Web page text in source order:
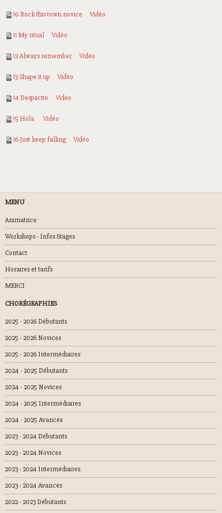
10 Rock this town novice Vidéo
11 My ritual Vidéo
12 Always remember Vidéo
13 Shape it up Vidéo
14 Despacito Vidéo
15 Hola Vidéo
16 Just keep falling Vidéo
MENU
Animatrice
Workshops - Infos Stages
Contact
Horaires et tarifs
MERCI
CHORÉGRAPHIES
2025 - 2026 Débutants
2025 - 2026 Novices
2025 - 2026 Intermédiaires
2024 - 2025 Débutants
2024 - 2025 Novices
2024 - 2025 Intermédiaires
2024 - 2025 Avancés
2023 - 2024 Débutants
2023 - 2024 Novices
2023 - 2024 Intermédiaires
2023 - 2024 Avancés
2022 - 2023 Débutants